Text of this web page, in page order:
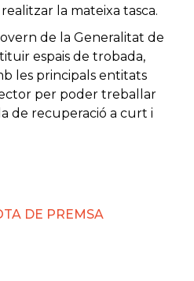
la mateixa tasca.
de la Generalitat de
espais de trobada,
les principals entitats
per poder treballar
de recuperació a curt i
DE PREMSA